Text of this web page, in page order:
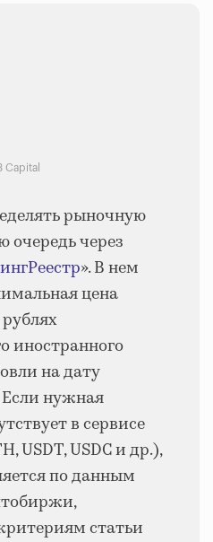
Capital
рыночную
очередь через
». В нем
цена
иностранного
на дату
нужная
в сервисе
USDT, USDC и др.),
по данным
статьи